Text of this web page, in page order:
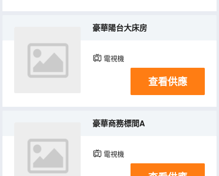
豪華陽台大床房
電視機
查看供應
豪華商務標間A
電視機